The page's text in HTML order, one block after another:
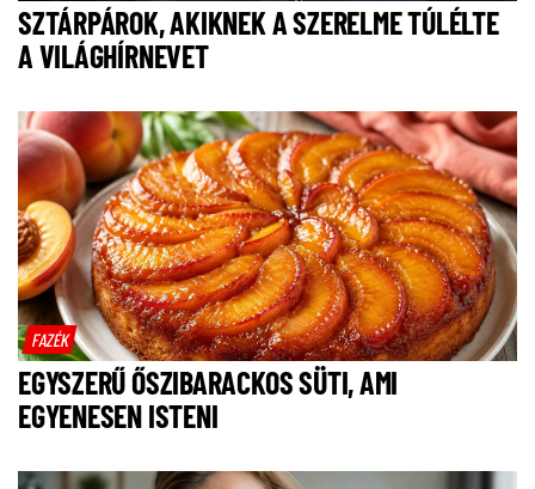
SZTÁRPÁROK, AKIKNEK A SZERELME TÚLÉLTE
A VILÁGHÍRNEVET
FAZÉK
EGYSZERŰ ŐSZIBARACKOS SÜTI, AMI
EGYENESEN ISTENI